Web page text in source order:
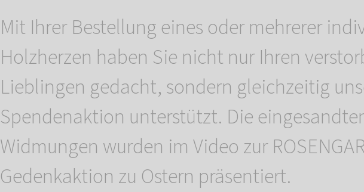
Mit Ihrer Bestellung eines oder mehrerer
Holzherzen haben Sie nicht nur Ihren
Lieblingen gedacht, sondern gleichzeitig
Spendenaktion unterstützt. Die
Widmungen wurden im Video zur
Gedenkaktion zu Ostern präsentiert.